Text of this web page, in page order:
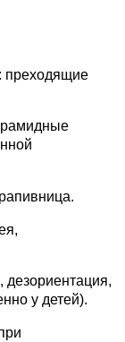
преходящие
у детей).